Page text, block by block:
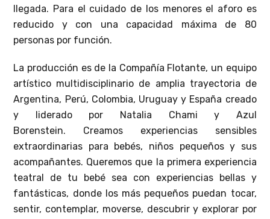
llegada. Para el cuidado de los menores el aforo es
reducido y con una capacidad máxima de 80
personas por función.
La producción es de la Compañía Flotante, un equipo
artístico multidisciplinario de amplia trayectoria de
Argentina, Perú, Colombia, Uruguay y España creado
y liderado por Natalia Chami y Azul
Borenstein. Creamos experiencias sensibles
extraordinarias para bebés, niños pequeños y sus
acompañantes. Queremos que la primera experiencia
teatral de tu bebé sea con experiencias bellas y
fantásticas, donde los más pequeños puedan tocar,
sentir, contemplar, moverse, descubrir y explorar por